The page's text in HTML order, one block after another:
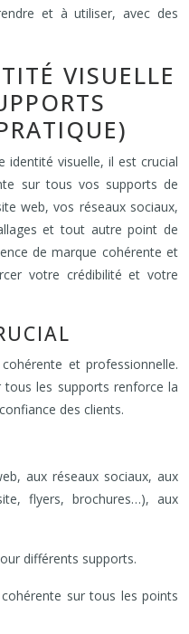
et à utiliser, avec des
VISUELLE
identité visuelle, il est crucial
sur tous vos supports de
web, vos réseaux sociaux,
et tout autre point de
de marque cohérente et
votre crédibilité et votre
et professionnelle.
les supports renforce la
des clients.
aux réseaux sociaux, aux
flyers, brochures…), aux
différents supports.
cohérente sur tous les points